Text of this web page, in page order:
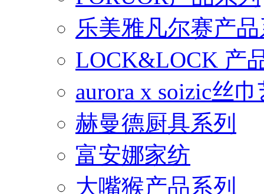
乐美雅凡尔赛产
LOCK&LOCK 产
aurora x soizic丝
赫曼德厨具系列
富安娜家纺
大嘴猴产品系列